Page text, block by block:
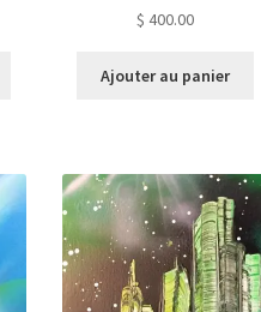
$ 400.00
Ajouter au panier